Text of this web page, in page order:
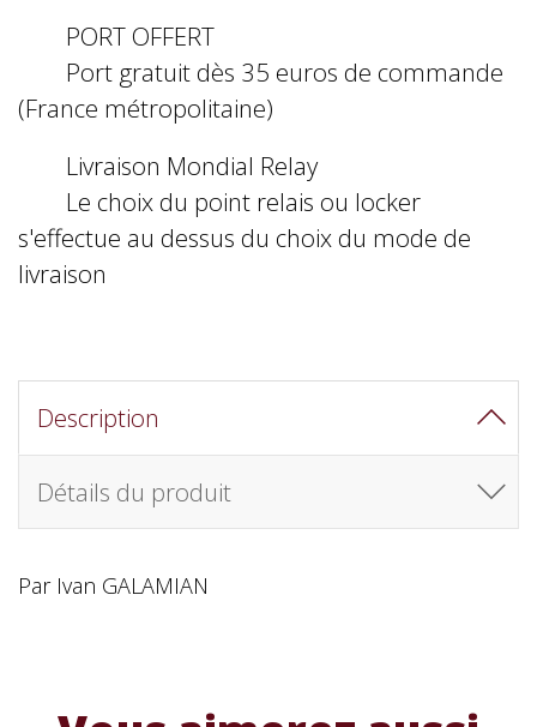
PORT OFFERT
Port gratuit dès 35 euros de commande
(France métropolitaine)
Livraison Mondial Relay
Le choix du point relais ou locker
s'effectue au dessus du choix du mode de
livraison
Description
Détails du produit
Par Ivan GALAMIAN